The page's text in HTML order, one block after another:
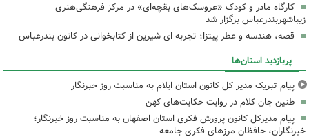
کارگاه مادر و کودک «عروسک‌های بقچه‌ای» در مرکز فرهنگی‌هنری
زیباشهربندرعباس برگزار شد
قصه، هندسه و عطر پیتزا؛ تجربه ای شیرین از کتابخوانی در کانون بندرعباس
پربازدید استان‌ها
پیام تبریک مدیر کل کانون استان ایلام به مناسبت روز خبرنگار
طنین جان کلام در روایت حکایت‌های کهن
پیام مدیرکل کانون پرورش فکری استان اصفهان به مناسبت روز خبرنگار؛
خبرنگاران، حافظان مرزهای فکری جامعه